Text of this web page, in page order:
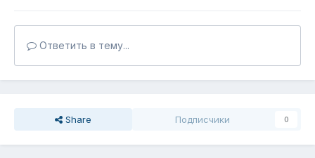
Ответить в тему...
Share Подписчики 0